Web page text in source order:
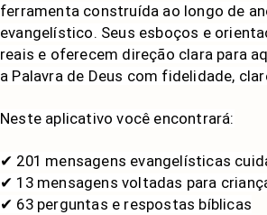
ferramenta construída ao longo de
evangelístico. Seus esboços e
reais e oferecem direção clara para
a Palavra de Deus com fidelidade,
Neste aplicativo você encontrará:
✔ 201 mensagens evangelísticas
✔ 13 mensagens voltadas para
✔ 63 perguntas e respostas bíblicas